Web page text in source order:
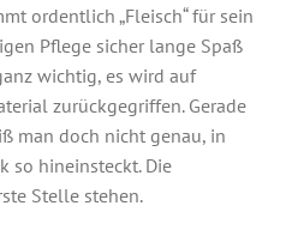
ordentlich „Fleisch“ für sein
Pflege sicher lange Spaß
wichtig, es wird auf
zurückgegriffen. Gerade
man doch nicht genau, in
so hineinsteckt. Die
Stelle stehen.